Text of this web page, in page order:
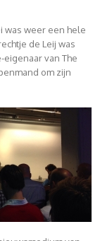
was weer een hele
de Leij was
van The
om zijn